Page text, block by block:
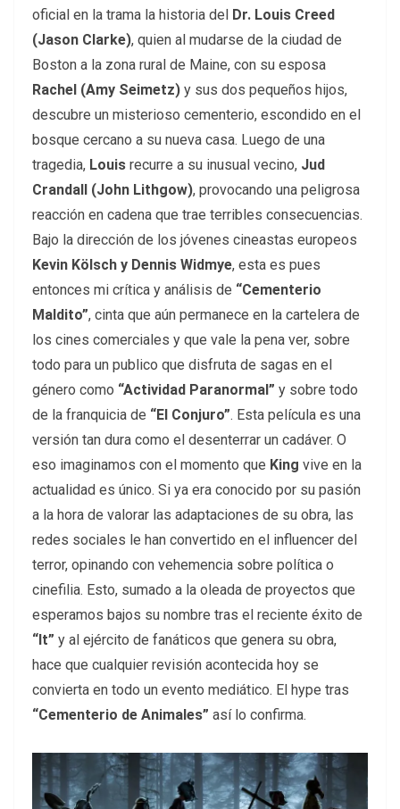
oficial en la trama la historia del Dr. Louis Creed
(Jason Clarke), quien al mudarse de la ciudad de
Boston a la zona rural de Maine, con su esposa
Rachel (Amy Seimetz) y sus dos pequeños hijos,
descubre un misterioso cementerio, escondido en el
bosque cercano a su nueva casa. Luego de una
tragedia, Louis recurre a su inusual vecino, Jud
Crandall (John Lithgow), provocando una peligrosa
reacción en cadena que trae terribles consecuencias.
Bajo la dirección de los jóvenes cineastas europeos
Kevin Kölsch y Dennis Widmye, esta es pues
entonces mi crítica y análisis de “Cementerio
Maldito”, cinta que aún permanece en la cartelera de
los cines comerciales y que vale la pena ver, sobre
todo para un publico que disfruta de sagas en el
género como “Actividad Paranormal” y sobre todo
de la franquicia de “El Conjuro”. Esta película es una
versión tan dura como el desenterrar un cadáver. O
eso imaginamos con el momento que King vive en la
actualidad es único. Si ya era conocido por su pasión
a la hora de valorar las adaptaciones de su obra, las
redes sociales le han convertido en el influencer del
terror, opinando con vehemencia sobre política o
cinefilia. Esto, sumado a la oleada de proyectos que
esperamos bajos su nombre tras el reciente éxito de
“It” y al ejército de fanáticos que genera su obra,
hace que cualquier revisión acontecida hoy se
convierta en todo un evento mediático. El hype tras
“Cementerio de Animales” así lo confirma.